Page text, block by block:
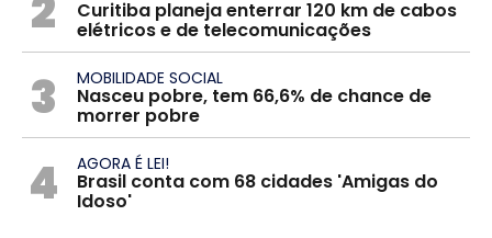
2 Curitiba planeja enterrar 120 km de cabos
elétricos e de telecomunicações
3 MOBILIDADE SOCIAL
Nasceu pobre, tem 66,6% de chance de
morrer pobre
4 AGORA É LEI!
Brasil conta com 68 cidades 'Amigas do
Idoso'